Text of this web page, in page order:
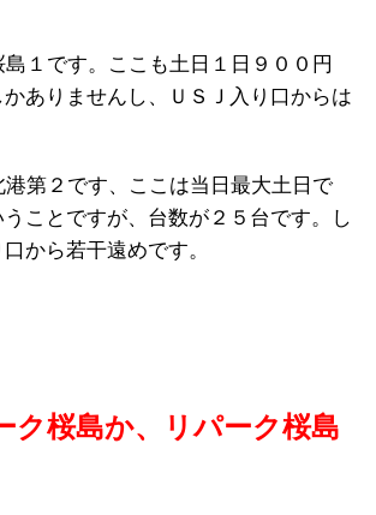
１です。ここも土日１日９００円
ありませんし、ＵＳＪ入り口からは
第２です、ここは当日最大土日で
うことですが、台数が２５台です。し
から若干遠めです。
ク桜島か、リパーク桜島